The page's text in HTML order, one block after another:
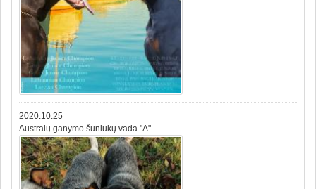
2020.10.25
Australų ganymo šuniukų vada "A"